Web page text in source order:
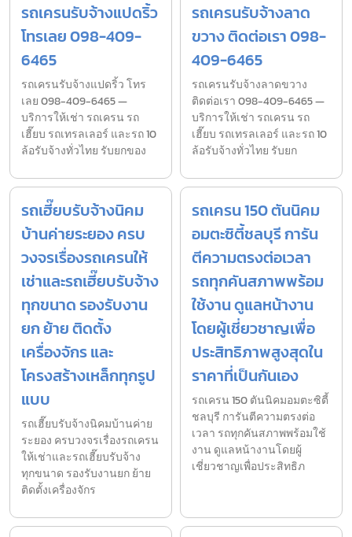
รถเครนรับจ้างแปดริ้ว
โทรเลย 098-409-
6465
รถเครนรับจ้างแปดริ้ว โทร
เลย 098-409-6465 —
บริการให้เช่า รถเครน รถ
เฮี๊ยบ รถเทรลเลอร์ และรถ 10
ล้อรับจ้างทั่วไทย รับยกของ
รถเครนรับจ้างลาด
ขวาง ติดต่อเรา 098-
409-6465
รถเครนรับจ้างลาดขวาง
ติดต่อเรา 098-409-6465 —
บริการให้เช่า รถเครน รถ
เฮี๊ยบ รถเทรลเลอร์ และรถ 10
ล้อรับจ้างทั่วไทย รับยก
รถเฮี๊ยบรับจ้างนิคม
บ้านค่ายระยอง ครบ
วงจรเรื่องรถเครนให้
เช่าและรถเฮี๊ยบรับจ้าง
ทุกขนาด รองรับงาน
ยก ย้าย ติดตั้ง
เครื่องจักร และ
โครงสร้างเหล็กทุกรูป
แบบ
รถเฮี๊ยบรับจ้างนิคมบ้านค่าย
ระยอง ครบวงจรเรื่องรถเครน
ให้เช่าและรถเฮี๊ยบรับจ้าง
ทุกขนาด รองรับงานยก ย้าย
ติดตั้งเครื่องจักร
รถเครน 150 ตันนิคม
อมตะซิตี้ชลบุรี การัน
ตีความตรงต่อเวลา
รถทุกคันสภาพพร้อม
ใช้งาน ดูแลหน้างาน
โดยผู้เชี่ยวชาญเพื่อ
ประสิทธิภาพสูงสุดใน
ราคาที่เป็นกันเอง
รถเครน 150 ตันนิคมอมตะซิตี้
ชลบุรี การันตีความตรงต่อ
เวลา รถทุกคันสภาพพร้อมใช้
งาน ดูแลหน้างานโดยผู้
เชี่ยวชาญเพื่อประสิทธิภ